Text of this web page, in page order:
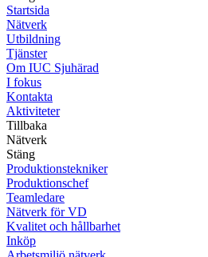
Startsida
Nätverk
Utbildning
Tjänster
Om IUC Sjuhärad
I fokus
Kontakta
Aktiviteter
Tillbaka
Nätverk
Stäng
Produktionstekniker
Produktionschef
Teamledare
Nätverk för VD
Kvalitet och hållbarhet
Inköp